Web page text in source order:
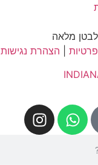
מלאה
הצהרת נגישות